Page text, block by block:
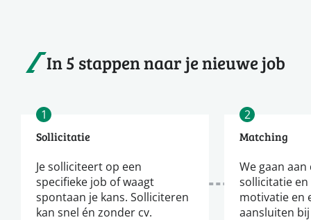
In 5 stappen naar je nieuwe job
1
Sollicitatie
Je solliciteert op een
specifieke job of waagt
spontaan je kans. Solliciteren
kan snel én zonder cv.
2
Matching
We gaan
sollicitatie
motivatie en
aansluiten